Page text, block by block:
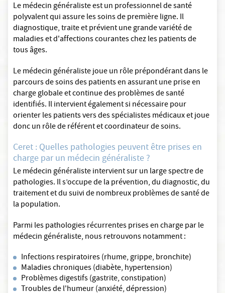
Le médecin généraliste est un professionnel de santé
polyvalent qui assure les soins de première ligne. Il
diagnostique, traite et prévient une grande variété de
maladies et d'affections courantes chez les patients de
tous âges.
Le médecin généraliste joue un rôle prépondérant dans le
parcours de soins des patients en assurant une prise en
charge globale et continue des problèmes de santé
identifiés. Il intervient également si nécessaire pour
orienter les patients vers des spécialistes médicaux et joue
donc un rôle de référent et coordinateur de soins.
Ceret : Quelles pathologies peuvent être prises en
charge par un médecin généraliste ?
Le médecin généraliste intervient sur un large spectre de
pathologies. Il s’occupe de la prévention, du diagnostic, du
traitement et du suivi de nombreux problèmes de santé de
la population.
Parmi les pathologies récurrentes prises en charge par le
médecin généraliste, nous retrouvons notamment :
Infections respiratoires (rhume, grippe, bronchite)
Maladies chroniques (diabète, hypertension)
Problèmes digestifs (gastrite, constipation)
Troubles de l'humeur (anxiété, dépression)